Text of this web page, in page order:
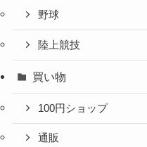
野球
陸上競技
買い物
100円ショップ
通販